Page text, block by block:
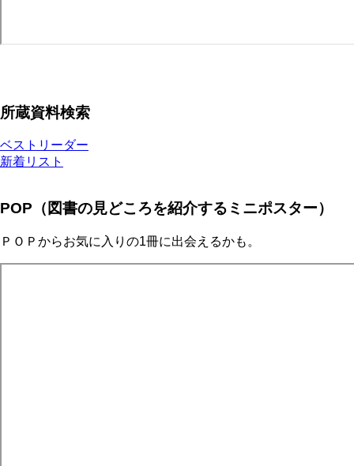
所蔵資料検索
ベストリーダー
新着リスト
POP（図書の見どころを紹介するミニポスター）
ＰＯＰからお気に入りの1冊に出会えるかも。